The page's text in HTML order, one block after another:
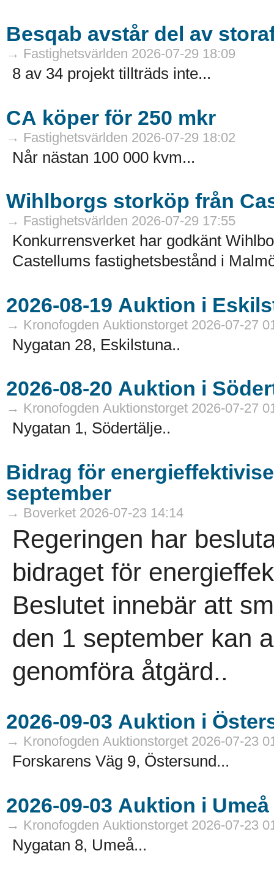
Besqab avstår del av
→ Fastighetsvärlden 2026-07-29 18:09
8 av 34 projekt tillträds inte...
CA köper för 250 mkr
→ Fastighetsvärlden 2026-07-29 18:02
Når nästan 100 000 kvm...
Wihlborgs storköp från
→ Fastighetsvärlden 2026-07-29 17:55
Konkurrensverket har godkänt
Castellums fastighetsbestånd i
→ Kronofogden Auktionstorget 2026-07-27
Nygatan 28, Eskilstuna..
→ Kronofogden Auktionstorget 2026-07-27
Nygatan 1, Södertälje..
Bidrag för
september
→ Boverket 2026-07-23 14:14
Regeringen har
bidraget för
Beslutet innebär att
den 1 september kan
genomföra åtgärd..
→ Kronofogden Auktionstorget 2026-07-23
Forskarens Väg 9, Östersund...
→ Kronofogden Auktionstorget 2026-07-23
Nygatan 8, Umeå...